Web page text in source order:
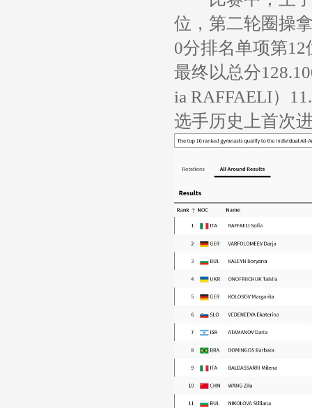
位，第二轮圈操
0分排名单项第
最终以总分
ia RAFFAELI）
选手历史上首次